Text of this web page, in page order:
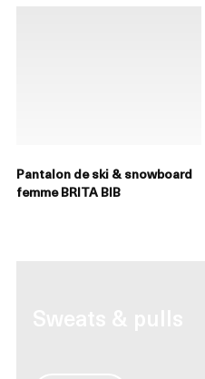
Pantalon de ski & snowboard
femme BRITA BIB